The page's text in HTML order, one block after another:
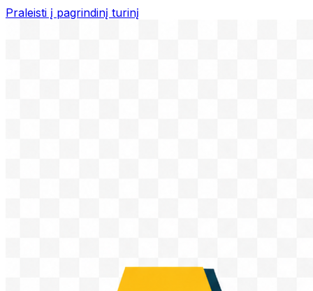
Praleisti į pagrindinį turinį